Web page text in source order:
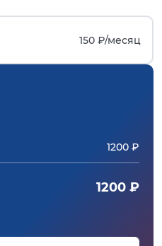
150 ₽/месяц
1200 ₽
1200 ₽